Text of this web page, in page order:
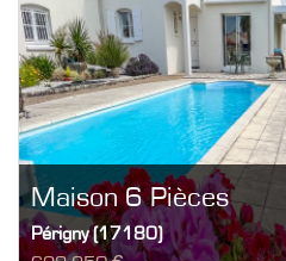
Maison 6 Pièces
Périgny (17180)